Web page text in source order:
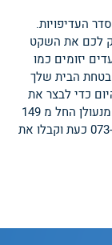
העדיפויות.
לכם את השקט
יזומים כמו
הבית שלך
כדי לבצר את
ביתכם ולשמור על יקיריכם. שאלו לגבי המבצע - מנעולן החל מ 149
ש"ח, שירות 24 שעות, צרו קשר במספר 073-3742430 כעת וקבלו את